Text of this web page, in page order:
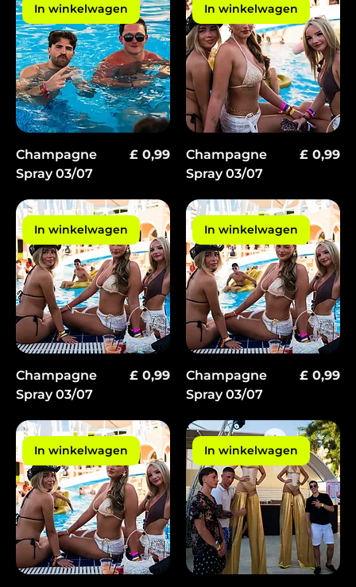
In winkelwagen
Champagne
Spray 03/07
Prijs
£ 0,99
In winkelwagen
Champagne
Spray 03/07
Prijs
£ 0,99
In winkelwagen
Champagne
Spray 03/07
Prijs
£ 0,99
In winkelwagen
Champagne
Spray 03/07
Prijs
£ 0,99
In winkelwagen In winkelwagen